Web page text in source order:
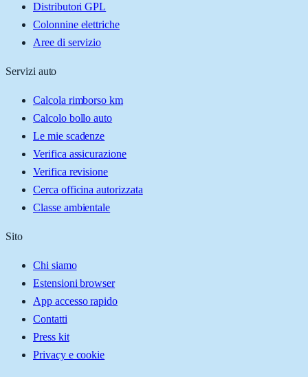
Distributori GPL
Colonnine elettriche
Aree di servizio
Servizi auto
Calcola rimborso km
Calcolo bollo auto
Le mie scadenze
Verifica assicurazione
Verifica revisione
Cerca officina autorizzata
Classe ambientale
Sito
Chi siamo
Estensioni browser
App accesso rapido
Contatti
Press kit
Privacy e cookie